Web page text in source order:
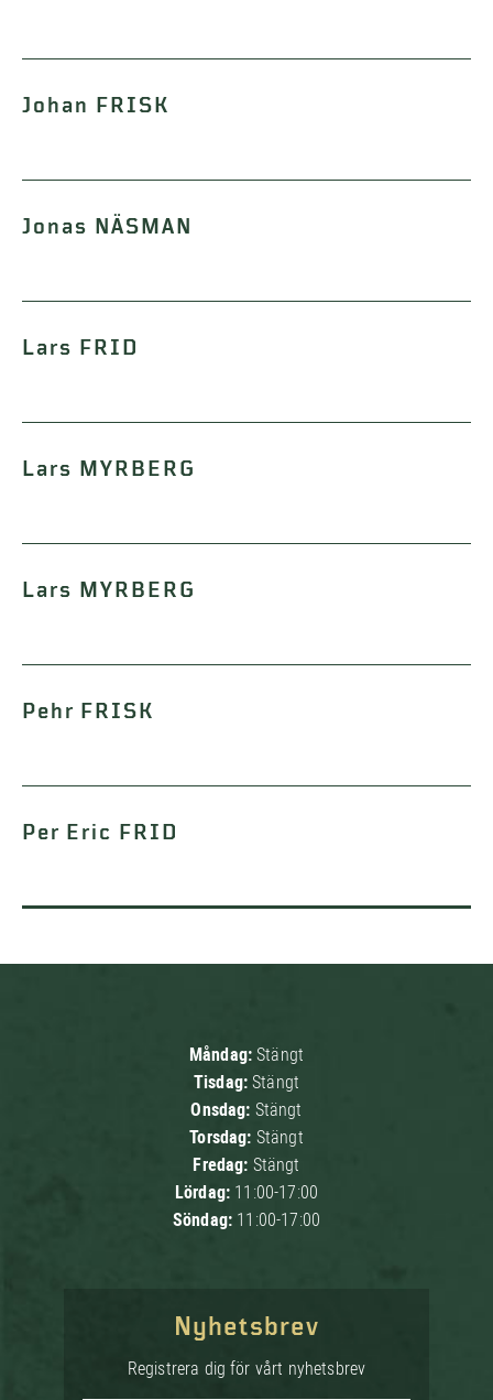
Johan FRISK
Jonas NÄSMAN
Lars FRID
Lars MYRBERG
Lars MYRBERG
Pehr FRISK
Per Eric FRID
Måndag:Stängt
Tisdag:Stängt
Onsdag: Stängt
Torsdag: Stängt
Fredag: Stängt
Lördag: 11:00-17:00
Söndag: 11:00-17:00
Nyhetsbrev
Registrera dig för vårt nyhetsbrev